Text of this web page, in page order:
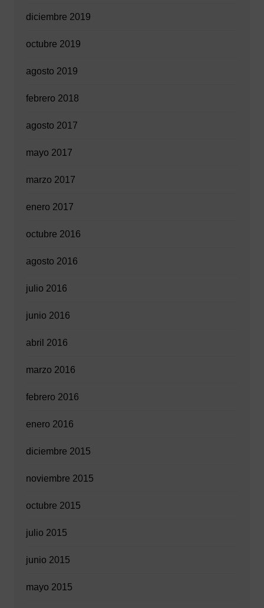
diciembre 2019
octubre 2019
agosto 2019
febrero 2018
agosto 2017
mayo 2017
marzo 2017
enero 2017
octubre 2016
agosto 2016
julio 2016
junio 2016
abril 2016
marzo 2016
febrero 2016
enero 2016
diciembre 2015
noviembre 2015
octubre 2015
julio 2015
junio 2015
mayo 2015